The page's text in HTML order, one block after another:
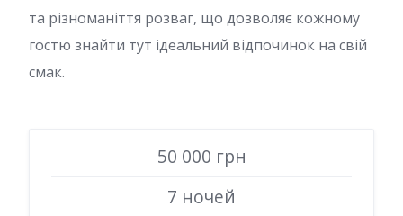
та різноманіття розваг, що дозволяє кожному
гостю знайти тут ідеальний відпочинок на свій
смак.
50 000 грн
7 ночей